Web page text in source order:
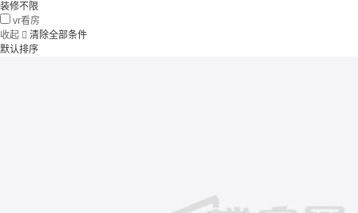
装修不限
vr看房
收起  清除全部条件
默认排序